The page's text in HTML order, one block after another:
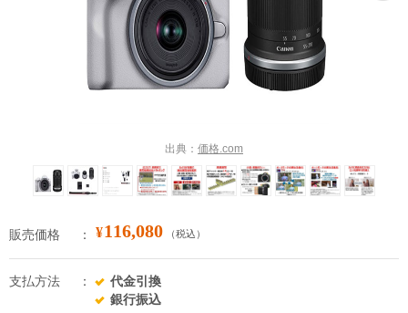
出典： 価格.com
販売価格 ¥116,080 （税込）
支払方法
代金引換
銀行振込